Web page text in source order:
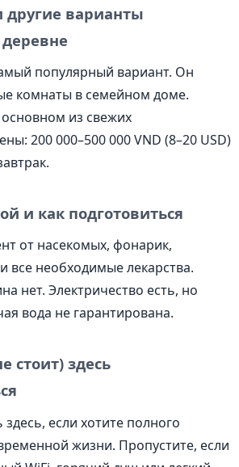
другие варианты
популярный вариант. Он
комнаты в семейном доме.
из свежих
200 000–500 000 VND (8–20 USD)
и как подготовиться
от насекомых, фонарик,
все необходимые лекарства.
нет. Электричество есть, но
вода не гарантирована.
стоит) здесь
если хотите полного
жизни. Пропустите, если